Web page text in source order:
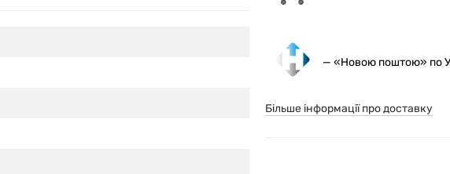
— «Новою поштою» по
Більше інформації про доставку